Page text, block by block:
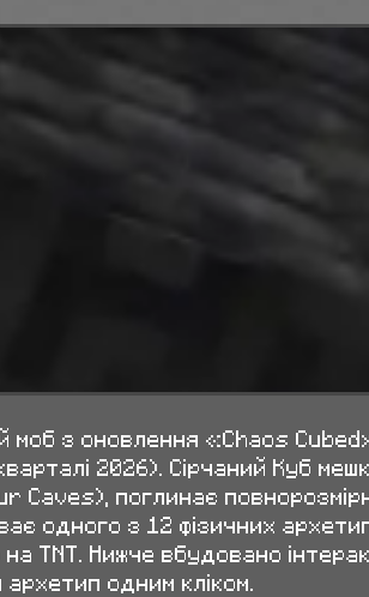
моб з оновлення «Chaos
2026). Сірчаний Куб
Caves), поглинає
одного з 12 фізичних
TNT. Нижче вбудовано
одним кліком.